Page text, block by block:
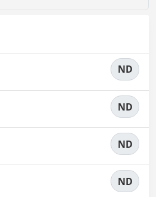
ND
ND
ND
ND